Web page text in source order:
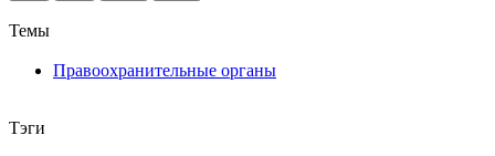
Темы
Правоохранительные органы
Тэги